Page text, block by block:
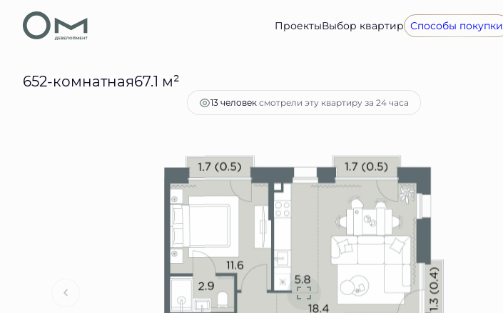
ПроектыВыбор квартир Способы покупки
2-комнатная 38 804 399 руб.Ипотекаот 158 517 руб.
652-комнатная67.1 м²
13 человек смотрели эту квартиру за 24 часа